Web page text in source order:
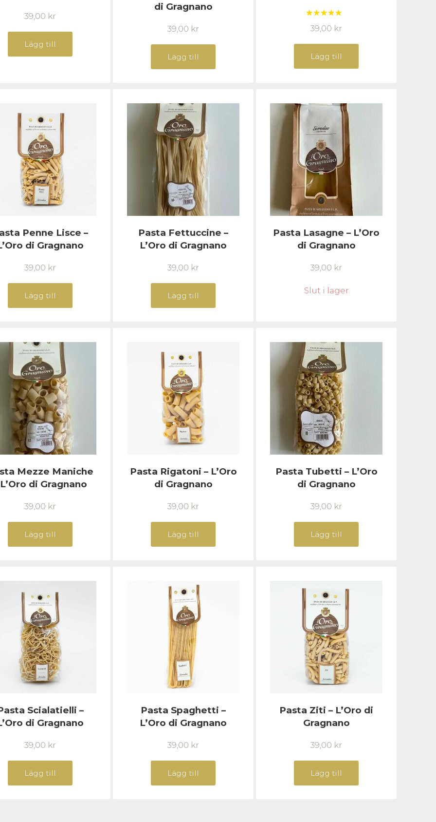
39,00 kr
Lägg till
di Gragnano
39,00 kr
Lägg till
Betygsatt
5.00av 5
39,00 kr
Lägg till
Penne Lisce –
di Gragnano
39,00 kr
Lägg till
Pasta Fettuccine –
L’Oro di Gragnano
39,00 kr
Lägg till
Pasta Lasagne – L’Oro
di Gragnano
39,00 kr
Slut i lager
Mezze Maniche
di Gragnano
39,00 kr
Lägg till
Pasta Rigatoni – L’Oro
di Gragnano
39,00 kr
Lägg till
Pasta Tubetti – L’Oro
di Gragnano
39,00 kr
Lägg till
Scialatielli –
di Gragnano
39,00 kr
Lägg till
Pasta Spaghetti –
L’Oro di Gragnano
39,00 kr
Lägg till
Pasta Ziti – L’Oro di
Gragnano
39,00 kr
Lägg till